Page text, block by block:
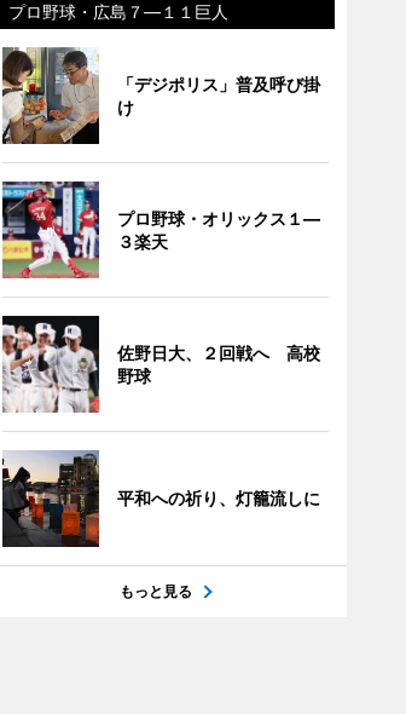
プロ野球・広島７―１１巨人
「デジポリス」普及呼び掛
け
プロ野球・オリックス１―
３楽天
佐野日大、２回戦へ 高校
野球
平和への祈り、灯籠流しに
もっと見る